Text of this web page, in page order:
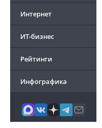
Интернет
ИТ-бизнес
Рейтинги
Инфографика